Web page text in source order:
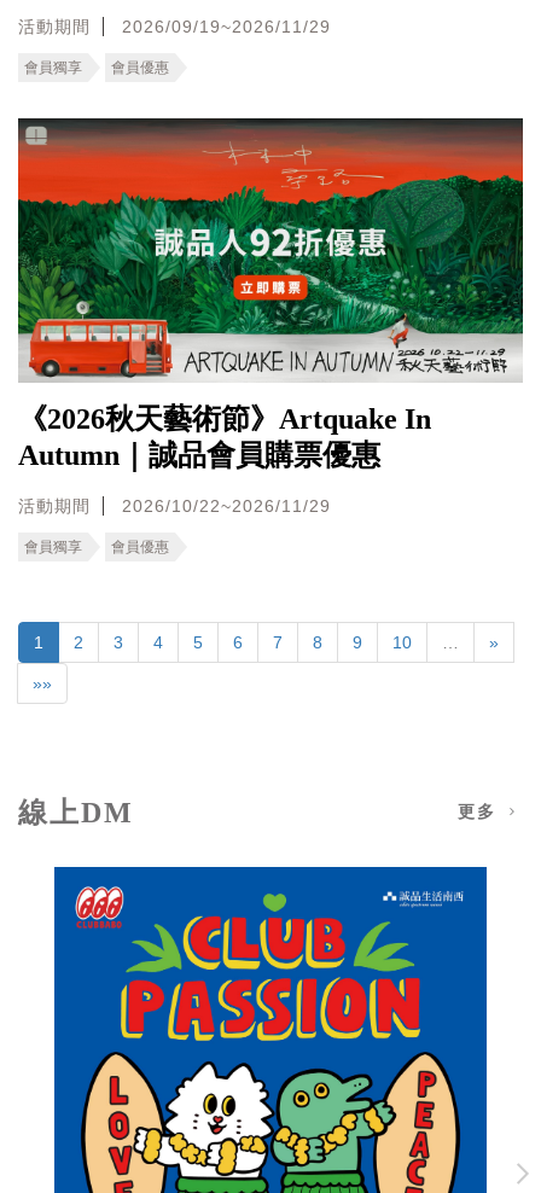
活動期間 2026/09/19~2026/11/29
會員獨享 會員優惠
《2026秋天藝術節》Artquake In
Autumn｜誠品會員購票優惠
活動期間 2026/10/22~2026/11/29
會員獨享 會員優惠
1 2 3 4 5 6 7 8 9 10 »
»»
線上DM 更多